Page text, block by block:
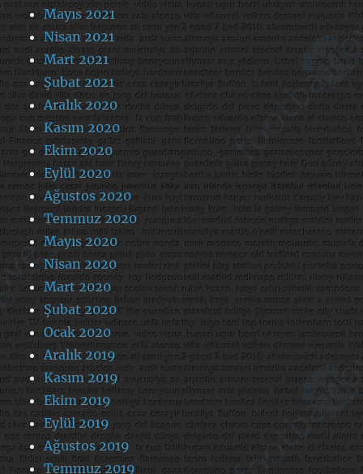
Mayıs 2021
Nisan 2021
Mart 2021
Şubat 2021
Aralık 2020
Kasım 2020
Ekim 2020
Eylül 2020
Ağustos 2020
Temmuz 2020
Mayıs 2020
Nisan 2020
Mart 2020
Şubat 2020
Ocak 2020
Aralık 2019
Kasım 2019
Ekim 2019
Eylül 2019
Ağustos 2019
Temmuz 2019